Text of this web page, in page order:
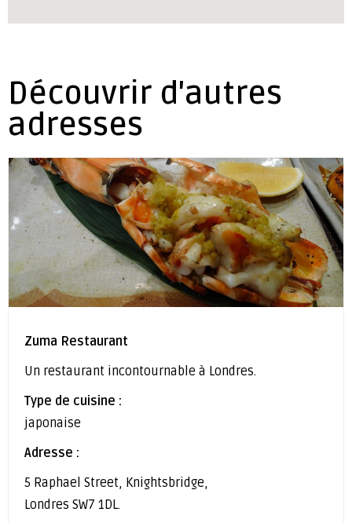
Découvrir d'autres
adresses
Zuma Restaurant
Un restaurant incontournable à Londres.
Type de cuisine :
japonaise
Adresse :
5 Raphael Street, Knightsbridge,
Londres SW7 1DL.